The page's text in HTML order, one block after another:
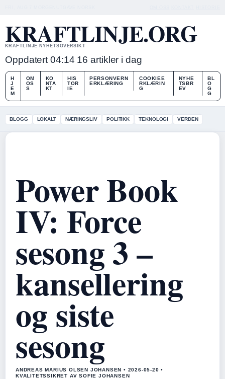
KRAFTLINJE.ORG
KRAFTLINJE NYHETSOVERSIKT
Oppdatert 04:14 16 artikler i dag
H
J
E
M
OM
OS
S
KO
NTA
KT
HIS
TOR
IE
PERSONVERN
ERKLÆRING
COOKIEE
RKLÆRIN
G
NYHE
TSBR
EV
BL
O
G
G
BLOGG LOKALT NÆRINGSLIV POLITIKK TEKNOLOGI VERDEN
Power Book
IV: Force
sesong 3 –
kansellering
og siste
sesong
ANDREAS MARIUS OLSEN JOHANSEN • 2026-05-20 •
KVALITETSSIKRET AV SOFIE JOHANSEN